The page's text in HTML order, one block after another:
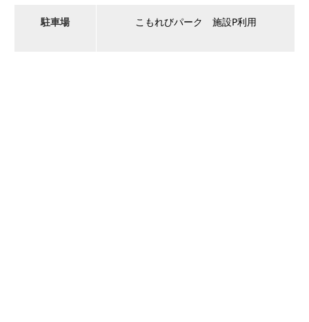
駐車場 こもれびパーク 施設P利用